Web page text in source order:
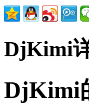
DjKimi
DjKimi